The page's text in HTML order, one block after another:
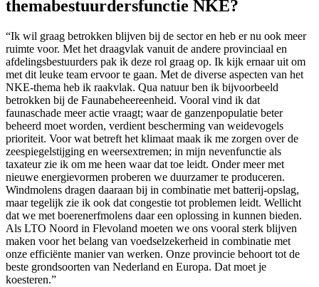
themabestuurdersfunctie NKE?
“Ik wil graag betrokken blijven bij de sector en heb er nu ook meer
ruimte voor. Met het draagvlak vanuit de andere provinciaal en
afdelingsbestuurders pak ik deze rol graag op. Ik kijk ernaar uit om
met dit leuke team ervoor te gaan. Met de diverse aspecten van het
NKE-thema heb ik raakvlak. Qua natuur ben ik bijvoorbeeld
betrokken bij de Faunabeheereenheid. Vooral vind ik dat
faunaschade meer actie vraagt; waar de ganzenpopulatie beter
beheerd moet worden, verdient bescherming van weidevogels
prioriteit. Voor wat betreft het klimaat maak ik me zorgen over de
zeespiegelstijging en weersextremen; in mijn nevenfunctie als
taxateur zie ik om me heen waar dat toe leidt. Onder meer met
nieuwe energievormen proberen we duurzamer te produceren.
Windmolens dragen daaraan bij in combinatie met batterij-opslag,
maar tegelijk zie ik ook dat congestie tot problemen leidt. Wellicht
dat we met boerenerfmolens daar een oplossing in kunnen bieden.
Als LTO Noord in Flevoland moeten we ons vooral sterk blijven
maken voor het belang van voedselzekerheid in combinatie met
onze efficiënte manier van werken. Onze provincie behoort tot de
beste grondsoorten van Nederland en Europa. Dat moet je
koesteren.”